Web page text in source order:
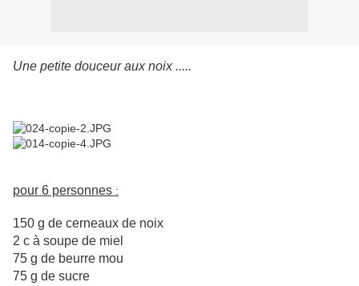
Une petite douceur aux noix .....
pour 6 personnes :
150 g de cerneaux de noix
2 c à soupe de miel
75 g de beurre mou
75 g de sucre